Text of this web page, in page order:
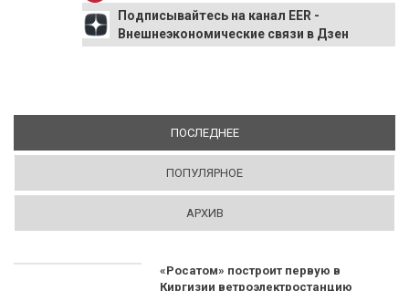
Подписывайтесь на канал EER -
Внешнеэкономические связи в Дзен
ПОСЛЕДНЕЕ(АКТИВНАЯ ВКЛАДКА)
ПОПУЛЯРНОЕ
АРХИВ
«Росатом» построит первую в
Киргизии ветроэлектростанцию